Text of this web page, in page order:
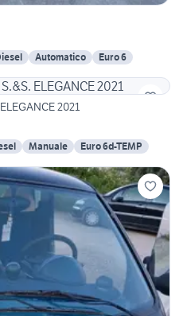
Automatico
Euro 6
2021
Manuale Euro 6d-TEMP